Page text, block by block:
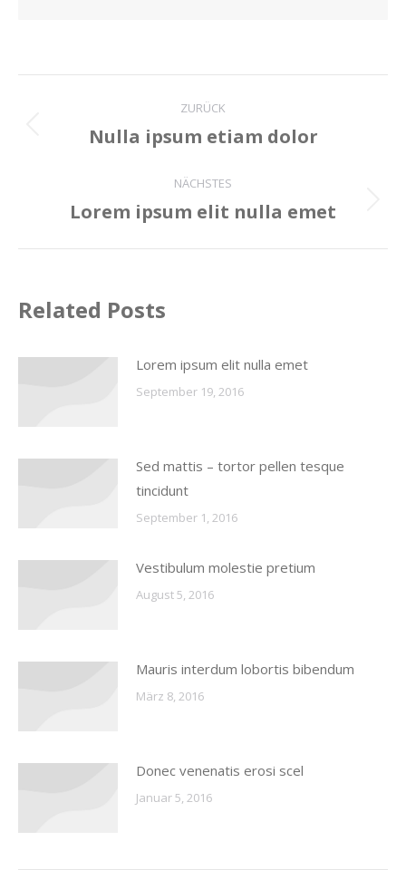
Kommentarnavigation
ZURÜCK
Vorheriger
Nulla ipsum etiam dolor
NÄCHSTES
Nächster
Lorem ipsum elit nulla emet
Related Posts
Lorem ipsum elit nulla emet
September 19, 2016
Sed mattis – tortor pellen tesque
tincidunt
September 1, 2016
Vestibulum molestie pretium
August 5, 2016
Mauris interdum lobortis bibendum
März 8, 2016
Donec venenatis erosi scel
Januar 5, 2016